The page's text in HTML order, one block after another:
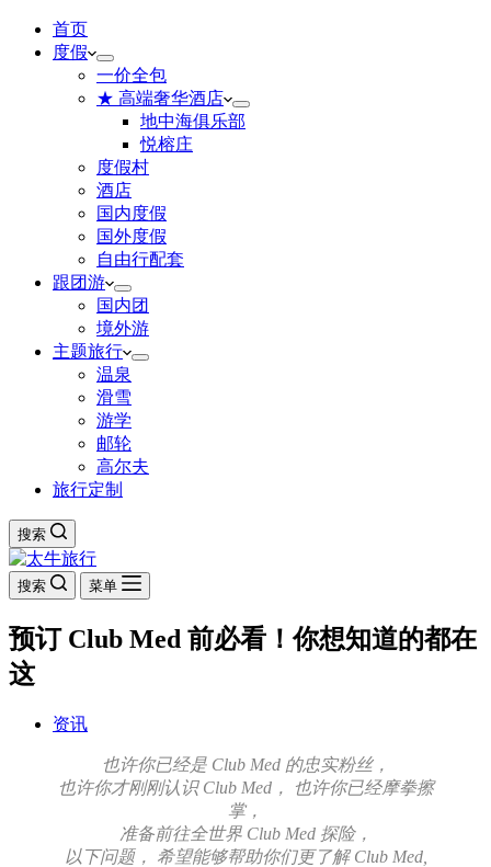
首页
度假
一价全包
★ 高端奢华酒店
地中海俱乐部
悦榕庄
度假村
酒店
国内度假
国外度假
自由行配套
跟团游
国内团
境外游
主题旅行
温泉
滑雪
游学
邮轮
高尔夫
旅行定制
搜索
搜索 菜单
预订 Club Med 前必看！你想知道的都在
这
资讯
也许你已经是 Club Med 的忠实粉丝，
也许你才刚刚认识 Club Med， 也许你已经摩拳擦
掌，
准备前往全世界 Club Med 探险，
以下问题， 希望能够帮助你们更了解 Club Med,